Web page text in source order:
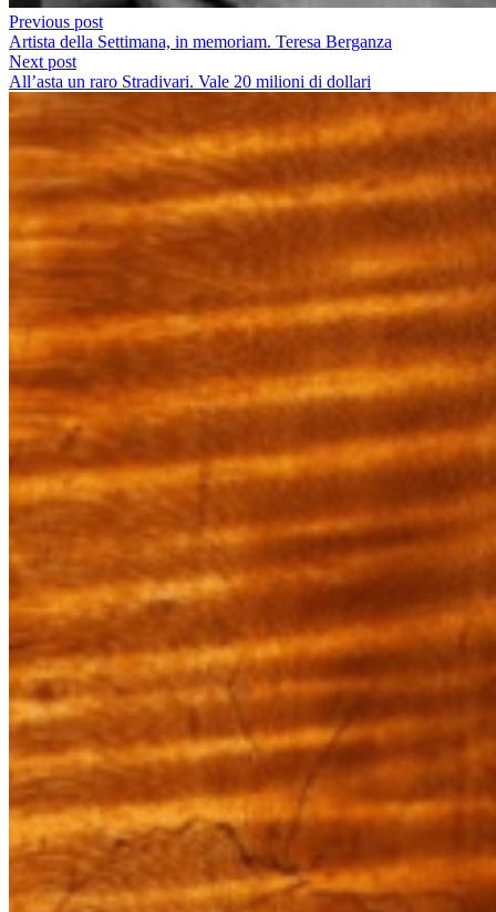
Previous post
Artista della Settimana, in memoriam. Teresa Berganza
Next post
All’asta un raro Stradivari. Vale 20 milioni di dollari